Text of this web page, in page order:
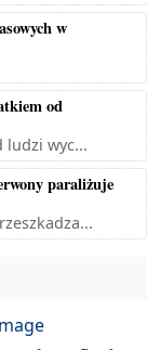
w
od
ludzi wyc...
paraliżuje